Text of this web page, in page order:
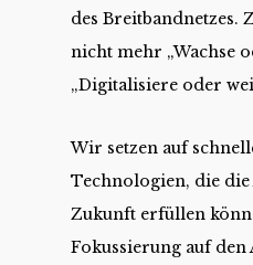
des Breitbandnetzes.
nicht mehr „Wachse
„Digitalisiere oder
Wir setzen auf
Technologien, die
Zukunft erfüllen
Fokussierung auf den